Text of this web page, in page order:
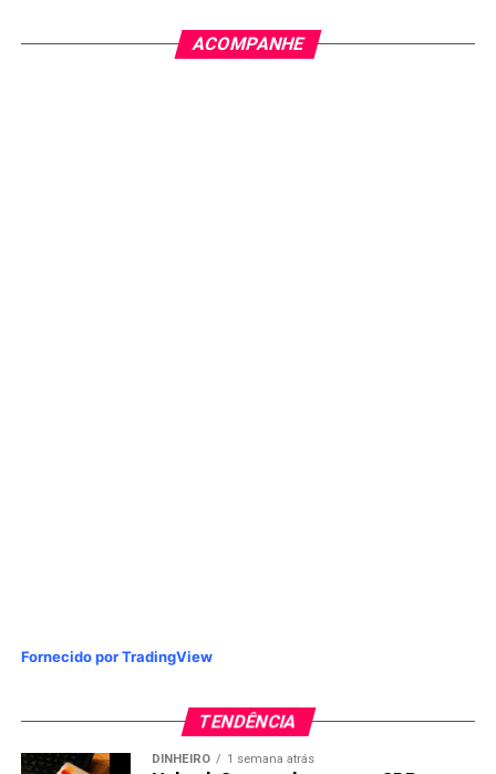
ACOMPANHE
Fornecido por TradingView
TENDÊNCIA
DINHEIRO 1 semana atrás